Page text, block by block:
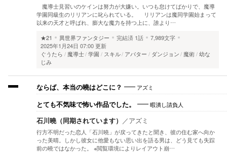
魔導士見習いのケインは努力が大嫌い。いつも怠けてばかりで、魔導
学園同級生のリリアンに叱られている。 リリアンは魔同学園始まって
以来の天才と呼ばれ、膨大な魔力を持つ上に、誰より…
★21
異世界ファンタジー 完結済 1話
7,989文字
2025年1月24日 07:00 更新
ぐうたら
魔導士 学園 スキル アバター ダンジョン 魔術 幼な
じみ
ならば、本当の曉はどこに？ アズミ
とても不気味で怖い作品でした。 暇潰し請負人
石川曉（同期されています） ／アズミ
行方不明だった恋人「石川曉」が戻ってきたと聞き、彼の住む家へ向か
った美晴。しかし彼女に他愛もない思い出を語る男は、どう見ても失踪
前の曉ではなかった。 ※閲覧環境によりレイアウト崩…